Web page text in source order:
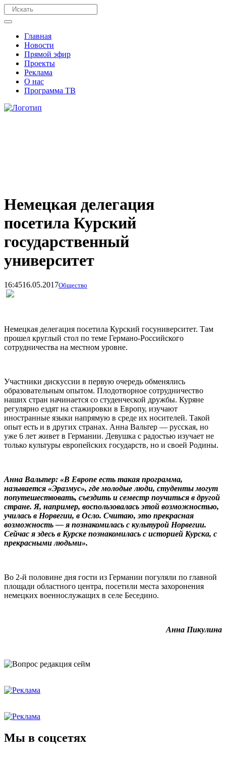
Главная
Новости
Прямой эфир
Проекты
Реклама
О нас
Программа ТВ
Немецкая делегация
посетила Курский
государственный
университет
16:4516.05.2017Общество
Немецкая делегация посетила Курский госуниверситет. Там
прошел круглый стол по теме Германо-Российского
сотрудничества на местном уровне.
Участники дискуссии в первую очередь обменялись
образовательным опытом. Плодотворное сотрудничество
наших стран начинается со студенческой дружбы. Куряне
регулярно ездят на стажировки в Европу, изучают
иностранные языки напрямую в среде их носителей. Такой
опыт есть и в других странах. Анна Вальтер — русская, но
уже 6 лет живет в Германии. Девушка с радостью изучает не
только культуры европейских государств, но и своей Родины.
Анна Вальтер: «В Европе есть такая программа,
называется «Эразмус», где молодые люди, студенты могут
попутешествовать, съездить и семестр поучиться в другой
стране. Я, например, воспользовалась этой возможностью,
училась в Норвегии, в Осло. Считаю, это прекрасная
возможность — я познакомилась с культурой Норвегии.
Сейчас я здесь в Курске познакомилась с историей Курска, с
прекрасными людьми».
Во 2-й половине дня гости из Германии погуляли по главной
площади областного центра, посетили места захоронения
немецких военнослужащих в селе Беседино.
Анна Пикулина
Мы в соцсетях